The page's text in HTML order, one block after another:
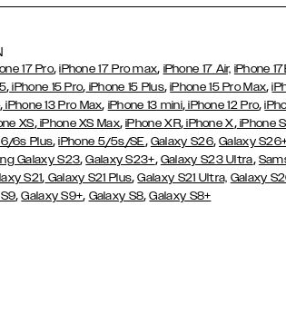
17 Pro,iPhone 17 Pro max, iPhone 17 Air, iPhone
, iPhone 15 Pro, iPhone 15 Plus,iPhone 15 Pro Max,
, iPhone 13 Pro Max, iPhone 13 mini,iPhone 12 Pro,
XS,iPhone XS Max,iPhone XR,iPhone X,iPhone
6/6s Plus,iPhone 5/5s/SE, Galaxy S26,Galaxy
Galaxy S23,Galaxy S23+, Galaxy S23 Ultra,
S21, Galaxy S21 Plus,Galaxy S21 Ultra, Galaxy
,Galaxy S9+, Galaxy S8,Galaxy S8+